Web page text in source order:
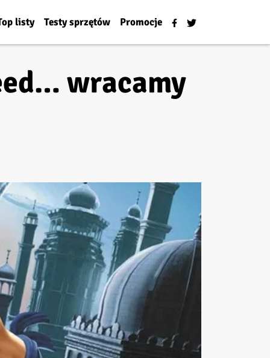
listy Testy sprzętów Promocje
wracamy